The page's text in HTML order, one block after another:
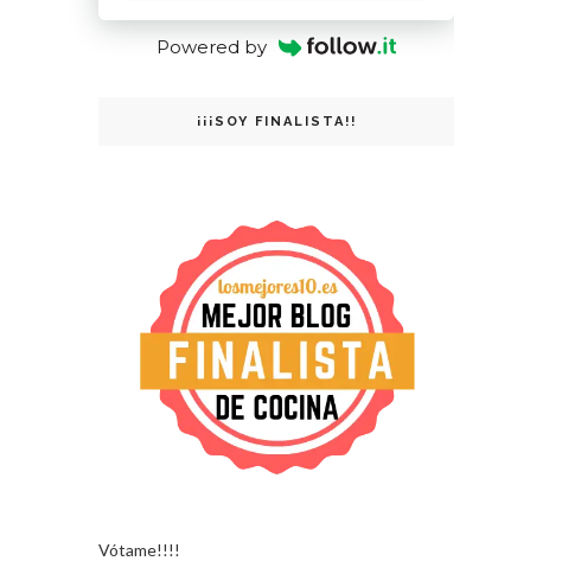
Powered by
¡¡¡SOY FINALISTA!!
Vótame!!!!